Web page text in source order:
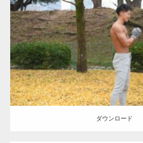
Update: 2021.07.8
Category:公園のマッチョ その他 AKIHITO(
肩
ダウンロード
ダウンロード